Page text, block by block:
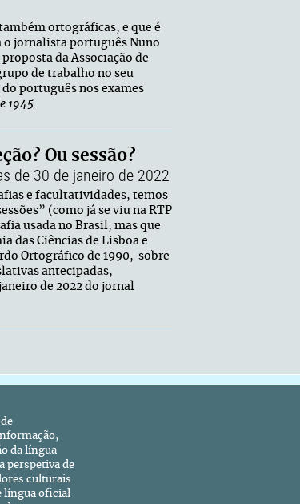
ortográficas, e que é
o jornalista português Nuno
da Associação de
de trabalho no seu
português nos exames
1945.
Ou sessão?
de 30 de janeiro de 2022
e facultatividades, temos
(como já se viu na RTP
usada no Brasil, mas que
das Ciências de Lisboa e
Ortográfico de 1990, sobre
antecipadas,
de 2022 do jornal
da língua
perspetiva de
culturais
língua oficial